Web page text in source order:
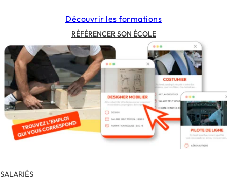
Découvrir les formations
RÉFÉRENCER SON ÉCOLE
SALARIÉS